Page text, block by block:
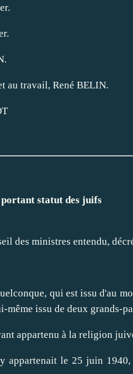
au travail, René BELIN.
statut des juifs
des ministres entendu,
qui est issu d'au
issu de deux grands-
appartenu à la religion
le 25 juin 1940,